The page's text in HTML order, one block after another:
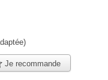
Je recommande